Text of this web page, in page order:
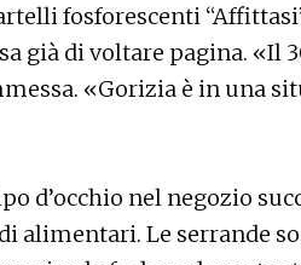
fosforescenti
già di voltare pagina. «Il
«Gorizia è in una
d’occhio nel negozio
alimentari. Le serrande